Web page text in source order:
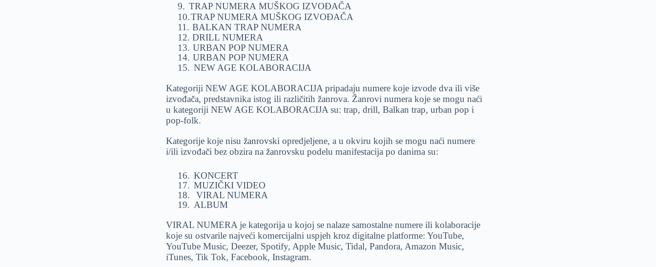
9. TRAP NUMERA MUŠKOG IZVOĐAČA
10.TRAP NUMERA MUŠKOG IZVOĐAČA
11. BALKAN TRAP NUMERA
12. DRILL NUMERA
13. URBAN POP NUMERA
14. URBAN POP NUMERA
15. NEW AGE KOLABORACIJA
Kategoriji NEW AGE KOLABORACIJA pripadaju numere koje izvode dva ili više
izvođača, predstavnika istog ili različitih žanrova. Žanrovi numera koje se mogu naći
u kategoriji NEW AGE KOLABORACIJA su: trap, drill, Balkan trap, urban pop i
pop-folk.
Kategorije koje nisu žanrovski opredjeljene, a u okviru kojih se mogu naći numere
i/ili izvođači bez obzira na žanrovsku podelu manifestacija po danima su:
16. KONCERT
17. MUZIČKI VIDEO
18.
VIRAL NUMERA
19. ALBUM
VIRAL NUMERA je kategorija u kojoj se nalaze samostalne numere ili kolaboracije
koje su ostvarile najveći komercijalni uspjeh kroz digitalne platforme: YouTube,
YouTube Music, Deezer, Spotify, Apple Music, Tidal, Pandora, Amazon Music,
iTunes, Tik Tok, Facebook, Instagram.